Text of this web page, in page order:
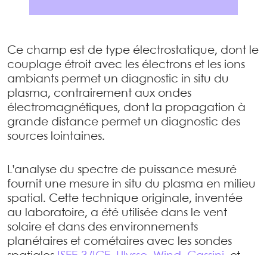
Ce champ est de type électrostatique, dont le
couplage étroit avec les électrons et les ions
ambiants permet un diagnostic in situ du
plasma, contrairement aux ondes
électromagnétiques, dont la propagation à
grande distance permet un diagnostic des
sources lointaines.
L’analyse du spectre de puissance mesuré
fournit une mesure in situ du plasma en milieu
spatial. Cette technique originale, inventée
au laboratoire, a été utilisée dans le vent
solaire et dans des environnements
planétaires et cométaires avec les sondes